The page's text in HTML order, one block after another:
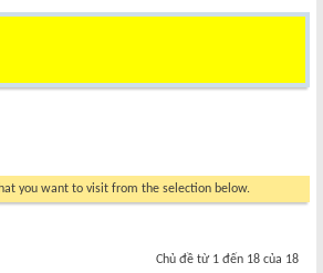
you want to visit from the selection below.
Chủ đề từ 1 đến 18 của 18